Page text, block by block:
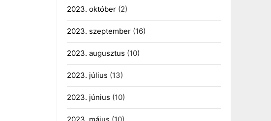
2023. október(2)
2023. szeptember(16)
2023. augusztus (10)
2023. július (13)
2023. június (10)